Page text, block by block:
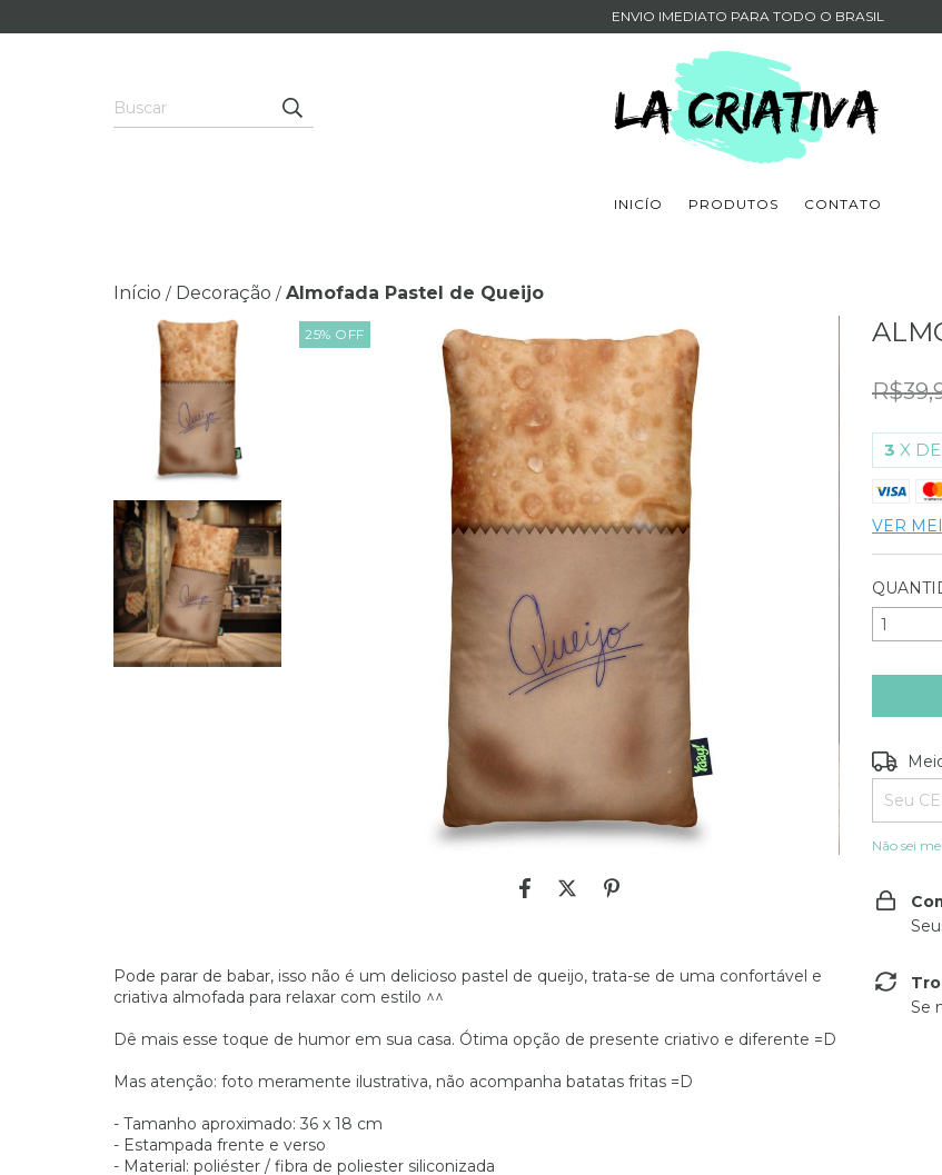
ENVIO IMEDIATO PARA TODO O BRASIL
INICÍO PRODUTOS CONTATO
Início / Decoração / Almofada Pastel de Queijo
25% OFF
Pode parar de babar, isso não é um delicioso pastel de queijo, trata-se de uma confortável e
criativa almofada para relaxar com estilo ^^
Dê mais esse toque de humor em sua casa. Ótima opção de presente criativo e diferente =D
Mas atenção: foto meramente ilustrativa, não acompanha batatas fritas =D
- Tamanho aproximado: 36 x 18 cm
- Estampada frente e verso
- Material: poliéster / fibra de poliester siliconizada
3 X DE
VER
Entregas
Não sei
Se